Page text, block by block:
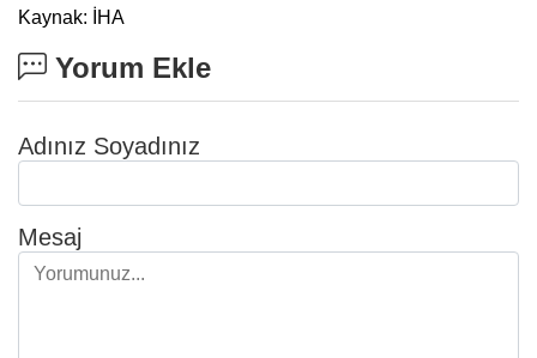
Kaynak: İHA
Yorum Ekle
Adınız Soyadınız
Mesaj